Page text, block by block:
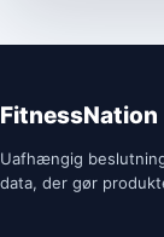
FitnessNation
Uafhængig
data, der gør